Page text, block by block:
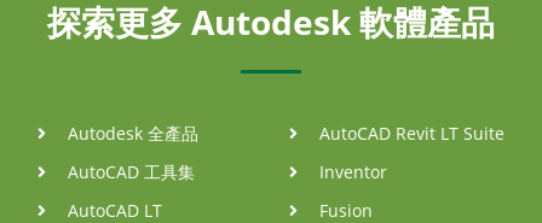
探索更多 Autodesk 軟體產品
Autodesk 全產品
AutoCAD 工具集
AutoCAD LT
AutoCAD Revit LT Suite
Inventor
Fusion